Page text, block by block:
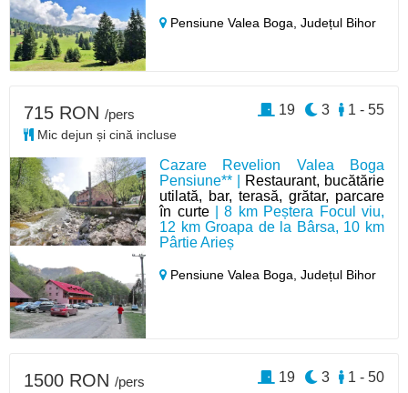
Pensiune Valea Boga,Județul Bihor
Cazare Revelion Valea Boga
Pensiune** |
Restaurant, bucătărie
utilată, bar, terasă, grătar, parcare
în curte| 8 km Peștera Focul viu,
12 km Groapa de la Bârsa, 10 km
Pârtie Arieș
Pensiune Valea Boga,Județul Bihor
715 RON /pers
Mic dejun și cină incluse
1 - 55
3
19
1500 RON /pers 1 - 50
3
19